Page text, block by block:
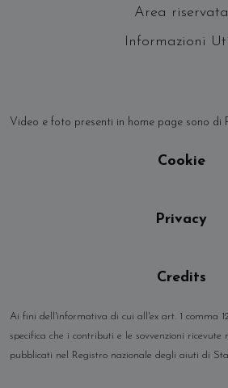
Area riservata
Informazioni
Video e foto presenti in home page sono di
Cookie
Privacy
Credits
Ai fini dell'informativa di cui all'ex art. 1 comma
specifica che i contributi e le sovvenzioni ricevute
pubblicati nel Registro nazionale degli aiuti di